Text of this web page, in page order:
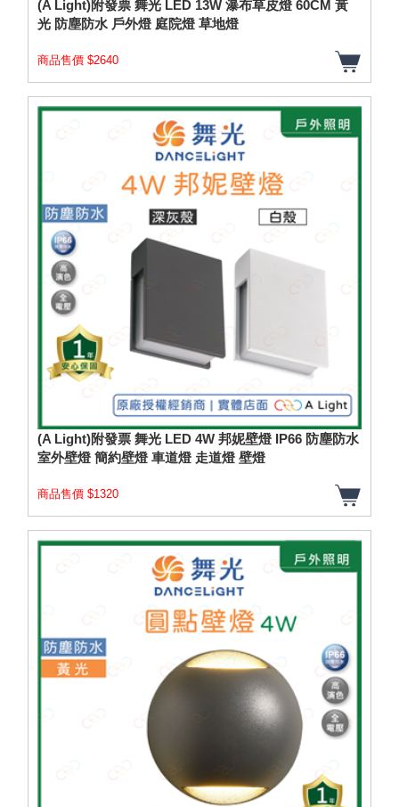
(A Light)附發票 舞光 LED 13W 瀑布草皮燈 60CM 黃
光 防塵防水 戶外燈 庭院燈 草地燈
商品售價 $2640
(A Light)附發票 舞光 LED 4W 邦妮壁燈 IP66 防塵防水
室外壁燈 簡約壁燈 車道燈 走道燈 壁燈
商品售價 $1320